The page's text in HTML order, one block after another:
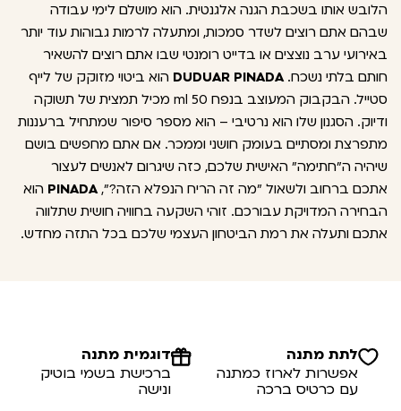
הלובש אותו בשכבת הגנה אלגנטית. הוא מושלם לימי עבודה
שבהם אתם רוצים לשדר סמכות, ומתעלה לרמות גבוהות עוד יותר
באירועי ערב נוצצים או בדייט רומנטי שבו אתם רוצים להשאיר
חותם בלתי נשכח.DUDUAR PINADA הוא ביטוי מזוקק של לייף
סטייל. הבקבוק המעוצב בנפח 50 ml מכיל תמצית של תשוקה
ודיוק. הסגנון שלו הוא נרטיבי – הוא מספר סיפור שמתחיל ברעננות
מתפרצת ומסתיים בעומק חושני וממכר. אם אתם מחפשים בושם
שיהיה ה"חתימה" האישית שלכם, כזה שיגרום לאנשים לעצור
אתכם ברחוב ולשאול "מה זה הריח הנפלא הזה?",PINADA הוא
הבחירה המדויקת עבורכם. זוהי השקעה בחוויה חושית שתלווה
אתכם ותעלה את רמת הביטחון העצמי שלכם בכל התזה מחדש.
לתת מתנה
אפשרות לארוז כמתנה
עם כרטיס ברכה
דוגמית מתנה
ברכישת בשמי בוטיק
ונישה